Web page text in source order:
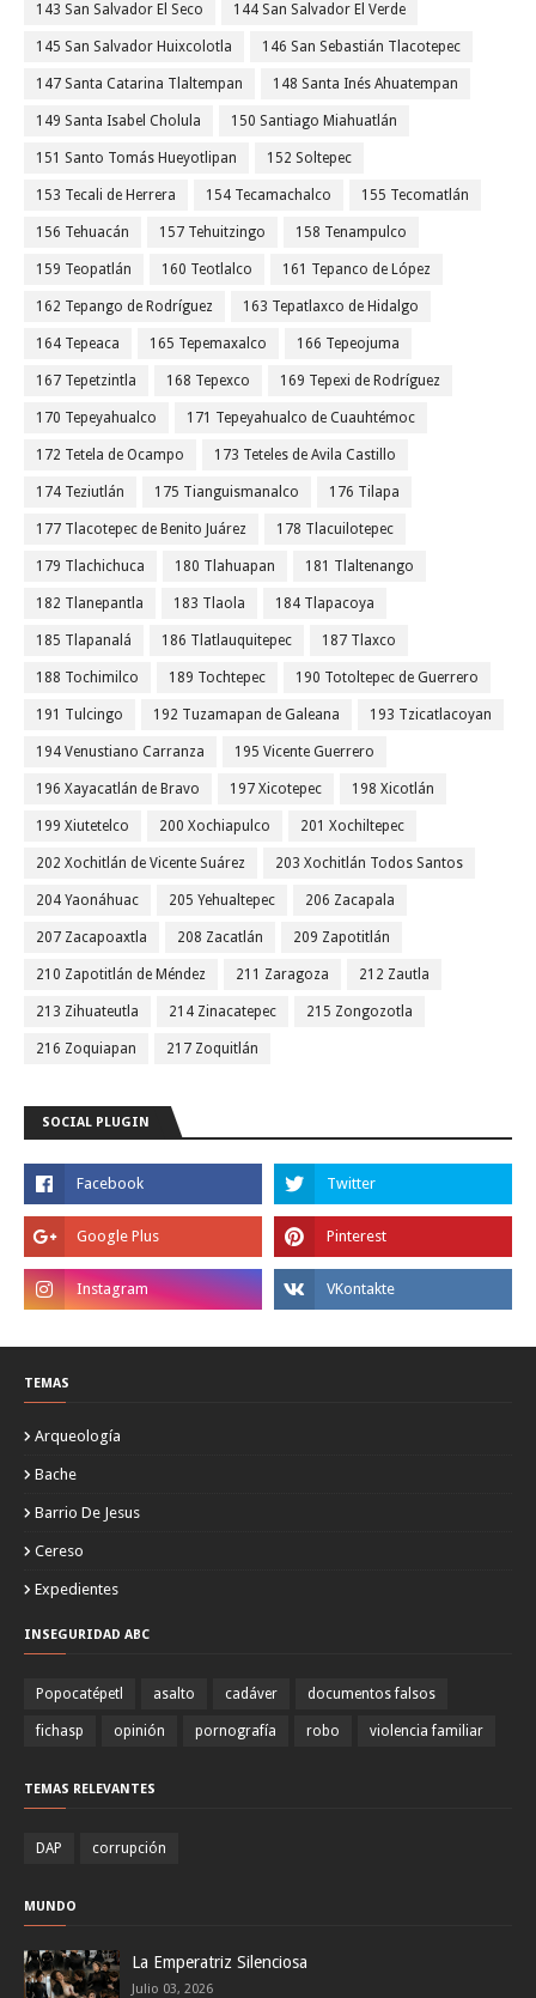
143 San Salvador El Seco 144 San Salvador El Verde
145 San Salvador Huixcolotla 146 San Sebastián Tlacotepec
147 Santa Catarina Tlaltempan 148 Santa Inés Ahuatempan
149 Santa Isabel Cholula 150 Santiago Miahuatlán
151 Santo Tomás Hueyotlipan 152 Soltepec
153 Tecali de Herrera 154 Tecamachalco 155 Tecomatlán
156 Tehuacán 157 Tehuitzingo 158 Tenampulco
159 Teopatlán 160 Teotlalco 161 Tepanco de López
162 Tepango de Rodríguez 163 Tepatlaxco de Hidalgo
164 Tepeaca 165 Tepemaxalco 166 Tepeojuma
167 Tepetzintla 168 Tepexco 169 Tepexi de Rodríguez
170 Tepeyahualco 171 Tepeyahualco de Cuauhtémoc
172 Tetela de Ocampo 173 Teteles de Avila Castillo
174 Teziutlán 175 Tianguismanalco 176 Tilapa
177 Tlacotepec de Benito Juárez 178 Tlacuilotepec
179 Tlachichuca 180 Tlahuapan 181 Tlaltenango
182 Tlanepantla 183 Tlaola 184 Tlapacoya
185 Tlapanalá 186 Tlatlauquitepec 187 Tlaxco
188 Tochimilco 189 Tochtepec 190 Totoltepec de Guerrero
191 Tulcingo 192 Tuzamapan de Galeana 193 Tzicatlacoyan
194 Venustiano Carranza 195 Vicente Guerrero
196 Xayacatlán de Bravo 197 Xicotepec 198 Xicotlán
199 Xiutetelco 200 Xochiapulco 201 Xochiltepec
202 Xochitlán de Vicente Suárez 203 Xochitlán Todos Santos
204 Yaonáhuac 205 Yehualtepec 206 Zacapala
207 Zacapoaxtla 208 Zacatlán 209 Zapotitlán
210 Zapotitlán de Méndez 211 Zaragoza 212 Zautla
213 Zihuateutla 214 Zinacatepec 215 Zongozotla
216 Zoquiapan 217 Zoquitlán
SOCIAL PLUGIN
TEMAS
Arqueología
Bache
Barrio De Jesus
Cereso
Expedientes
INSEGURIDAD ABC
Popocatépetl asalto cadáver documentos falsos
fichasp opinión pornografía robo violencia familiar
TEMAS RELEVANTES
DAP corrupción
MUNDO
La Emperatriz Silenciosa
Julio 03, 2026